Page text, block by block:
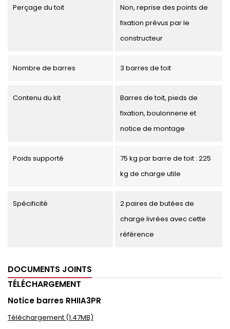
Perçage du toit
Non, reprise des points de
fixation prévus par le
constructeur
Nombre de barres 3 barres de toit
Contenu du kit
Barres de toit, pieds de
fixation, boulonnerie et
notice de montage
Poids supporté
75 kg par barre de toit : 225
kg de charge utile
Spécificité
2 paires de butées de
charge livrées avec cette
référence
DOCUMENTS JOINTS
TÉLÉCHARGEMENT
Notice barres RHIIA3PR
Téléchargement (1.47MB)